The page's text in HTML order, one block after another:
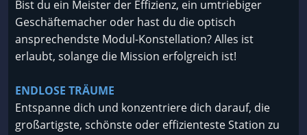
Bist du ein Meister der Effizienz, ein umtriebiger
Geschäftemacher oder hast du die optisch
ansprechendste Modul-Konstellation? Alles ist
erlaubt, solange die Mission erfolgreich ist!
ENDLOSE TRÄUME
Entspanne dich und konzentriere dich darauf, die
großartigste, schönste oder effizienteste Station zu